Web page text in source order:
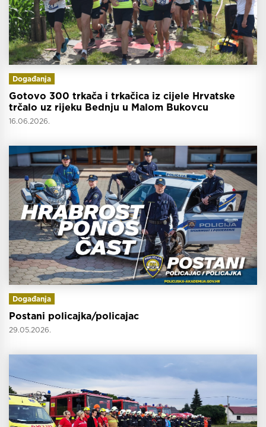
Događanja
Gotovo 300 trkača i trkačica iz cijele Hrvatske
trčalo uz rijeku Bednju u Malom Bukovcu
16.06.2026.
Događanja
Postani policajka/policajac
29.05.2026.